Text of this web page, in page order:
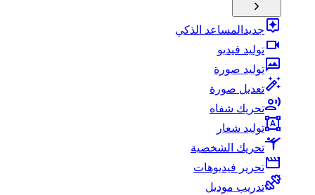
جديد المساعد الذكي
توليد فيديو
توليد صورة
تعديل صورة
تحريك شفاه
توليد شعار
تحريك الشخصية
تحرير فيديوهات
تدريب موديل